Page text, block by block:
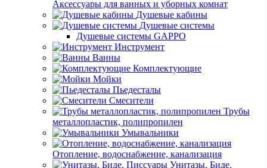
Аксессуары для ванных и уборных комнат
Душевые кабины
Душевые системы
Душевые системы GAPPO
Инструмент
Ванны
Комплектующие
Мойки
Пьедесталы
Смесители
Трубы
металлопластик, полипропилен
Умывальники
Отопление, водоснабжение, канализация
Унитазы, Биде,